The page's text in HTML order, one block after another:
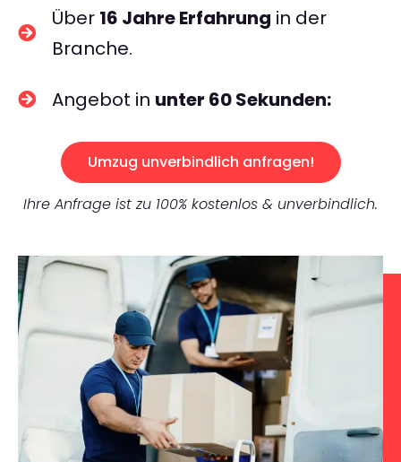
Über 16 Jahre Erfahrung in der
Branche.
Angebot in unter 60 Sekunden:
Umzug unverbindlich anfragen!
Ihre Anfrage ist zu 100% kostenlos & unverbindlich.